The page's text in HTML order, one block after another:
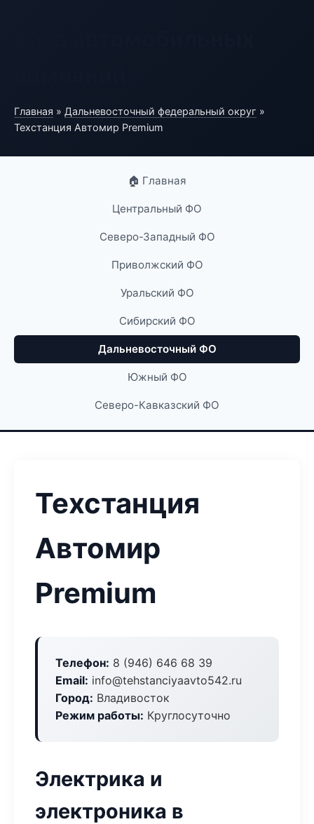
Главная » Дальневосточный федеральный округ »
Техстанция Автомир Premium
🏠 Главная
Центральный ФО
Северо-Западный ФО
Приволжский ФО
Уральский ФО
Сибирский ФО
Дальневосточный ФО
Южный ФО
Северо-Кавказский ФО
Техстанция
Автомир
Premium
Телефон: 8 (946) 646 68 39
Email: info@tehstanciyaavto542.ru
Город: Владивосток
Режим работы: Круглосуточно
Электрика и
электроника в